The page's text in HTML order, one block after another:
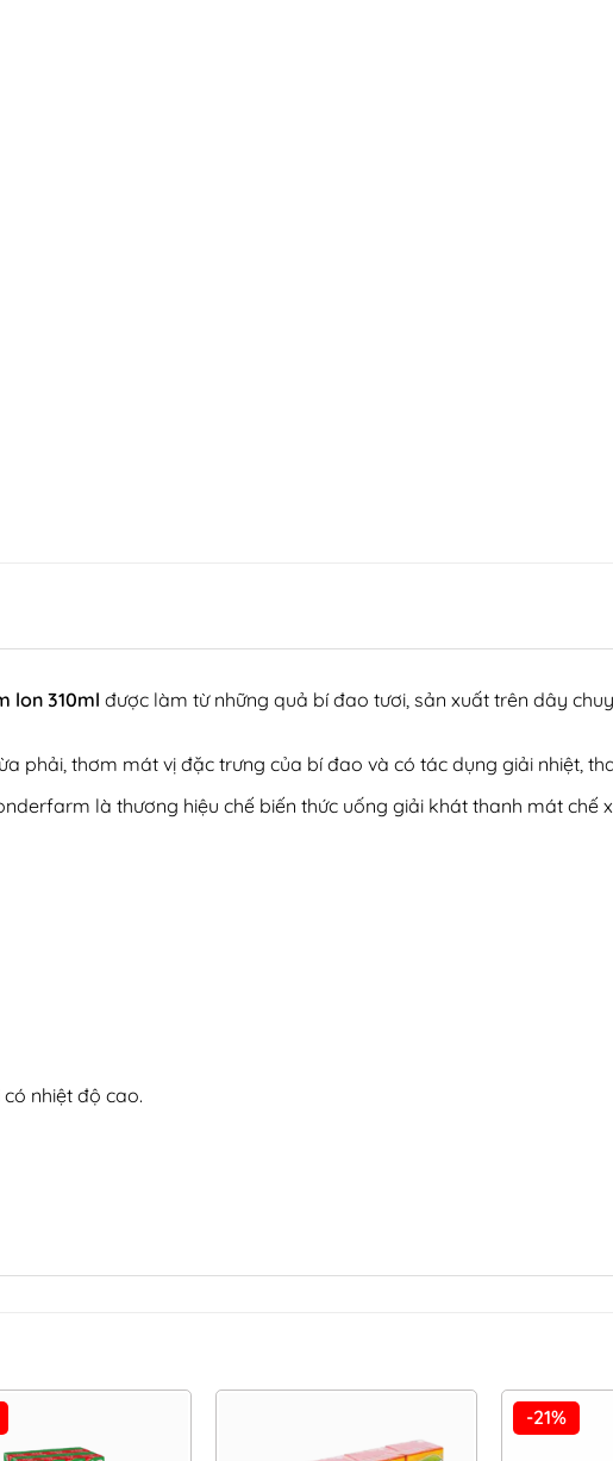
310ml số lượng
lon 310ml được làm từ những quả bí đao tươi, sản xuất trên dây
phải, thơm mát vị đặc trưng của bí đao và có tác dụng giải nhiệt,
là thương hiệu chế biến thức uống giải khát thanh mát chế
nhiệt độ cao.
-21%